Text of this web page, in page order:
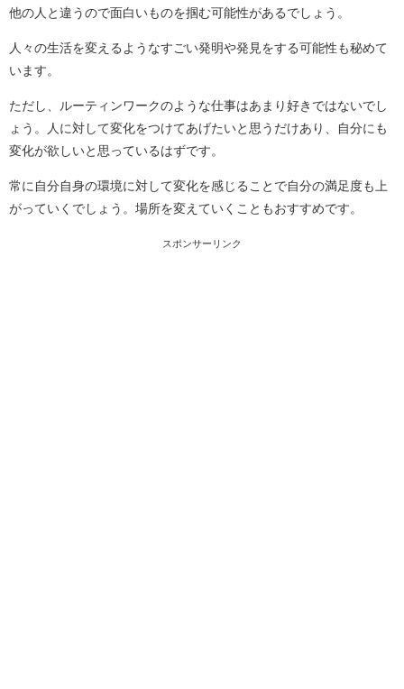
他の人と違うので面白いものを掴む可能性があるでしょう。
人々の生活を変えるようなすごい発明や発見をする可能性も秘めて
います。
ただし、ルーティンワークのような仕事はあまり好きではないでし
ょう。人に対して変化をつけてあげたいと思うだけあり、自分にも
変化が欲しいと思っているはずです。
常に自分自身の環境に対して変化を感じることで自分の満足度も上
がっていくでしょう。場所を変えていくこともおすすめです。
スポンサーリンク